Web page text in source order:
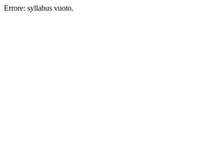
Errore: syllabus vuoto.